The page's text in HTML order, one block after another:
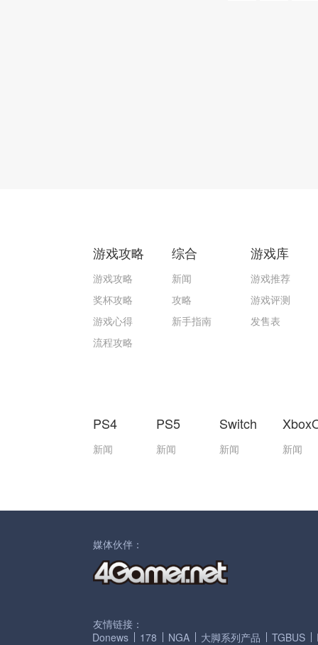
游戏攻略
游戏攻略
奖杯攻略
游戏心得
流程攻略
综合
新闻
攻略
新手指南
游戏库
游戏推荐
游戏评测
发售表
PS4
新闻
PS5
新闻
Switch
新闻 新闻
媒体伙伴：
友情链接：
Donews
178 NGA 大脚系列产品 TGBUS